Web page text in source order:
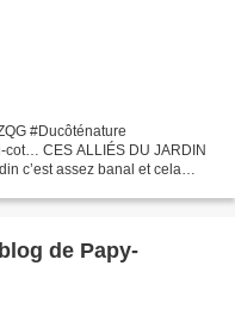
#Ducôténature
CES ALLIÉS DU JARDIN
c’est assez banal et cela
de Papy-